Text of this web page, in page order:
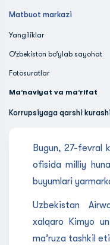
Matbuot markazi
Yangiliklar
O‘zbekiston bo‘ylab sayohat
Fotosuratlar
Ma’naviyat va ma’rifat
Korrupsiyaga qarshi
Bugun, 27-fevral
ofisida milliy
buyumlari
Uzbekistan
xalqaro Kimyo
ma’ruza tashkil